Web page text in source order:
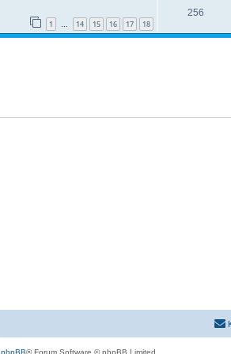
1 … 14 15 16 17 18
256